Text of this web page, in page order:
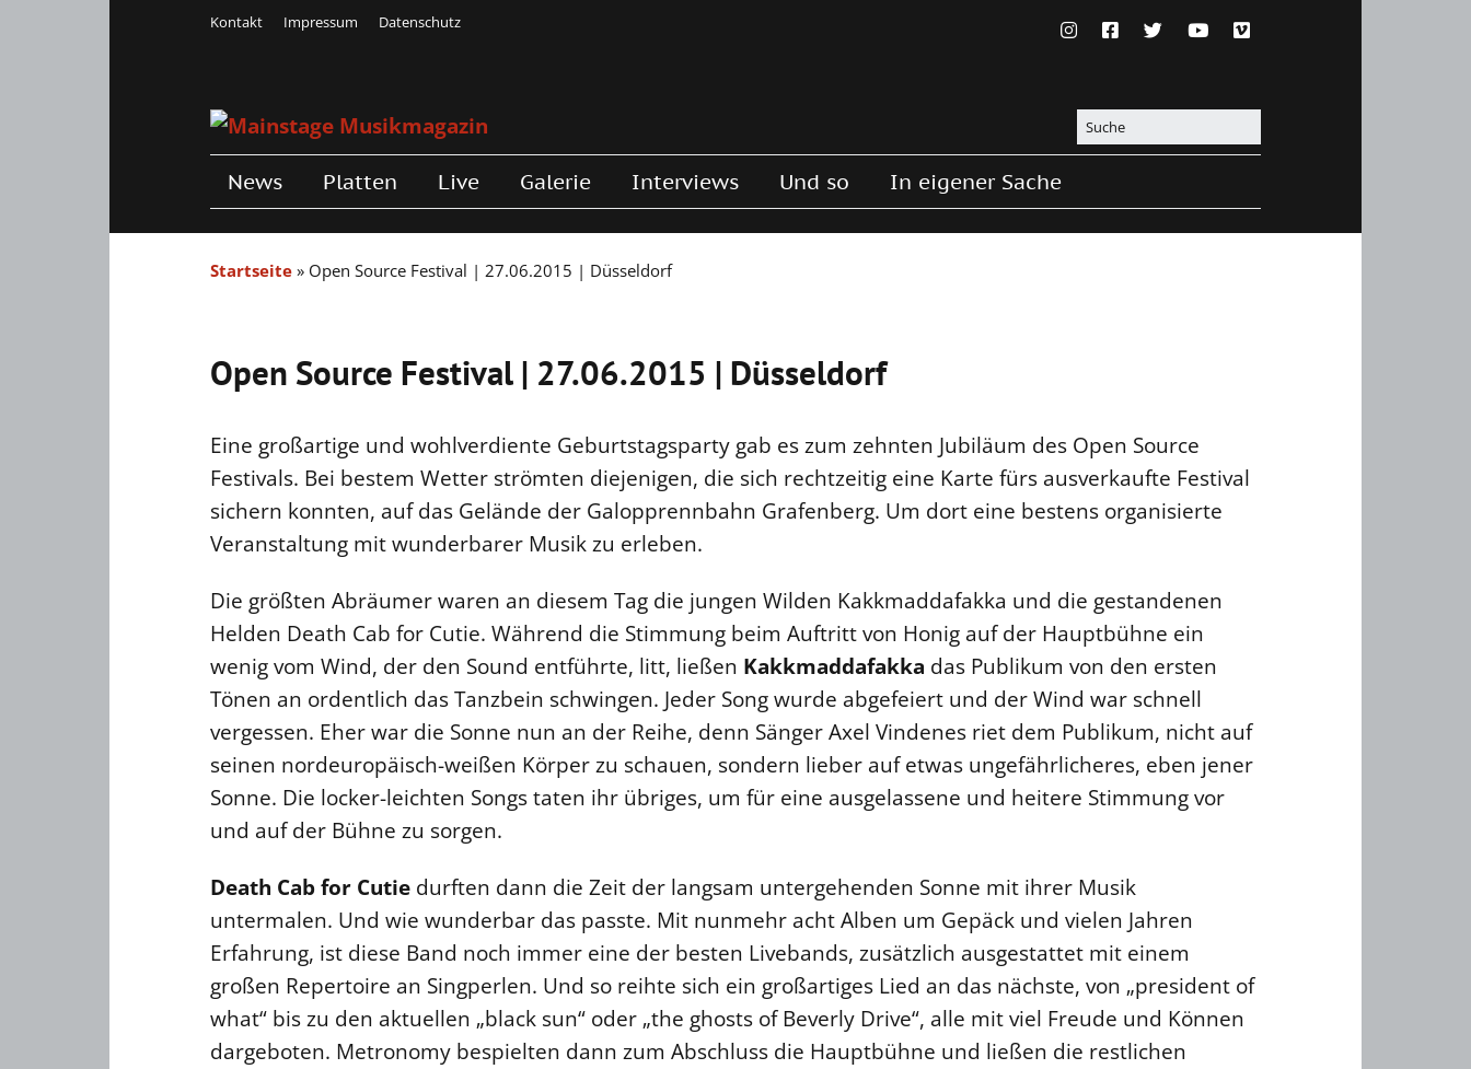
Kontakt Impressum Datenschutz
News Platten Live Galerie Interviews Und so In eigener Sache
Startseite » Open Source Festival | 27.06.2015 | Düsseldorf
Open Source Festival | 27.06.2015 | Düsseldorf
Eine großartige und wohlverdiente Geburtstagsparty gab es zum zehnten Jubiläum des Open Source
Festivals. Bei bestem Wetter strömten diejenigen, die sich rechtzeitig eine Karte fürs ausverkaufte Festival
sichern konnten, auf das Gelände der Galopprennbahn Grafenberg. Um dort eine bestens organisierte
Veranstaltung mit wunderbarer Musik zu erleben.
Die größten Abräumer waren an diesem Tag die jungen Wilden Kakkmaddafakka und die gestandenen
Helden Death Cab for Cutie. Während die Stimmung beim Auftritt von Honig auf der Hauptbühne ein
wenig vom Wind, der den Sound entführte, litt, ließen Kakkmaddafakka das Publikum von den ersten
Tönen an ordentlich das Tanzbein schwingen. Jeder Song wurde abgefeiert und der Wind war schnell
vergessen. Eher war die Sonne nun an der Reihe, denn Sänger Axel Vindenes riet dem Publikum, nicht auf
seinen nordeuropäisch-weißen Körper zu schauen, sondern lieber auf etwas ungefährlicheres, eben jener
Sonne. Die locker-leichten Songs taten ihr übriges, um für eine ausgelassene und heitere Stimmung vor
und auf der Bühne zu sorgen.
Death Cab for Cutie durften dann die Zeit der langsam untergehenden Sonne mit ihrer Musik
untermalen. Und wie wunderbar das passte. Mit nunmehr acht Alben um Gepäck und vielen Jahren
Erfahrung, ist diese Band noch immer eine der besten Livebands, zusätzlich ausgestattet mit einem
großen Repertoire an Singperlen. Und so reihte sich ein großartiges Lied an das nächste, von „president of
what“ bis zu den aktuellen „black sun“ oder „the ghosts of Beverly Drive“, alle mit viel Freude und Können
dargeboten. Metronomy bespielten dann zum Abschluss die Hauptbühne und ließen die restlichen